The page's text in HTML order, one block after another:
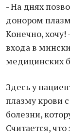
- На днях
донором
Конечно, хочу!
входа в
медицинских
Здесь у
плазму крови
болезни,
Считается,